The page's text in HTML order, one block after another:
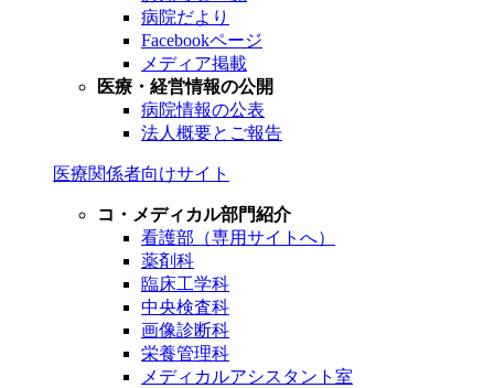
病院だより
Facebookページ
メディア掲載
医療・経営情報の公開
病院情報の公表
法人概要とご報告
医療関係者向けサイト
コ・メディカル部門紹介
看護部（専用サイトへ）
薬剤科
臨床工学科
中央検査科
画像診断科
栄養管理科
メディカルアシスタント室